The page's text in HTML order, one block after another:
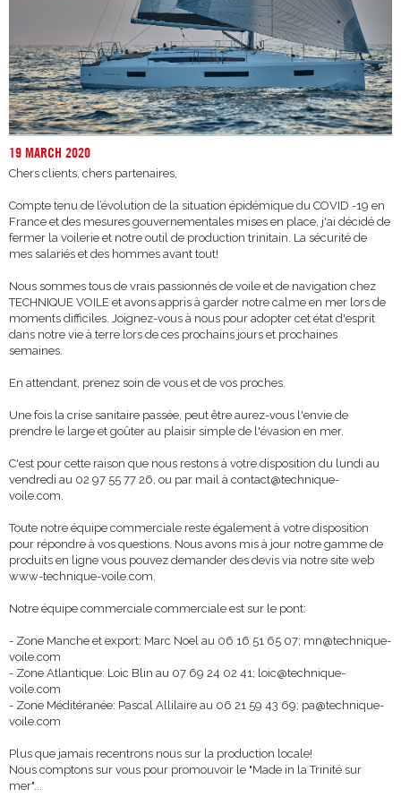
19 MARCH 2020
Chers clients, chers partenaires,
Compte tenu de l’évolution de la situation épidémique du COVID -19 en
France et des mesures gouvernementales mises en place, j'ai décidé de
fermer la voilerie et notre outil de production trinitain. La sécurité de
mes salariés et des hommes avant tout!
Nous sommes tous de vrais passionnés de voile et de navigation chez
TECHNIQUE VOILE et avons appris à garder notre calme en mer lors de
moments difficiles. Joignez-vous à nous pour adopter cet état d'esprit
dans notre vie à terre lors de ces prochains jours et prochaines
semaines.
En attendant, prenez soin de vous et de vos proches.
Une fois la crise sanitaire passée, peut être aurez-vous l'envie de
prendre le large et goûter au plaisir simple de l'évasion en mer.
C'est pour cette raison que nous restons à votre disposition du lundi au
vendredi au 02 97 55 77 26, ou par mail à contact@technique-
voile.com.
Toute notre équipe commerciale reste également à votre disposition
pour répondre à vos questions. Nous avons mis à jour notre gamme de
produits en ligne vous pouvez demander des devis via notre site web
www-technique-voile.com.
Notre équipe commerciale commerciale est sur le pont:
- Zone Manche et export: Marc Noel au 06 16 51 65 07; mn@technique-
voile.com
- Zone Atlantique: Loic Blin au 07 69 24 02 41; loic@technique-
voile.com
- Zone Méditéranée: Pascal Allilaire au 06 21 59 43 69; pa@technique-
voile.com
Plus que jamais recentrons nous sur la production locale!
Nous comptons sur vous pour promouvoir le "Made in la Trinité sur
mer"...